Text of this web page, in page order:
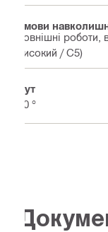
Умови
Зовнішні
високий / C5)
Кут
90 °